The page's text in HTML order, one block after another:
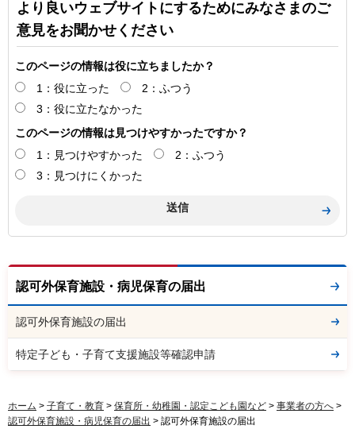
より良いウェブサイトにするためにみなさまのご
意見をお聞かせください
このページの情報は役に立ちましたか？
1：役に立った
2：ふつう
3：役に立たなかった
このページの情報は見つけやすかったですか？
1：見つけやすかった
2：ふつう
3：見つけにくかった
認可外保育施設・病児保育の届出
認可外保育施設の届出
特定子ども・子育て支援施設等確認申請
ホーム > 子育て・教育 > 保育所・幼稚園・認定こども園など > 事業者の方へ >
認可外保育施設・病児保育の届出 > 認可外保育施設の届出